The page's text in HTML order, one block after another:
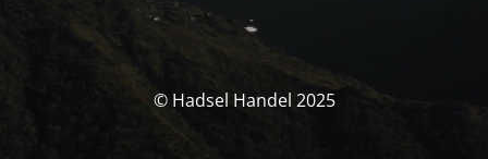
© Hadsel Handel 2025